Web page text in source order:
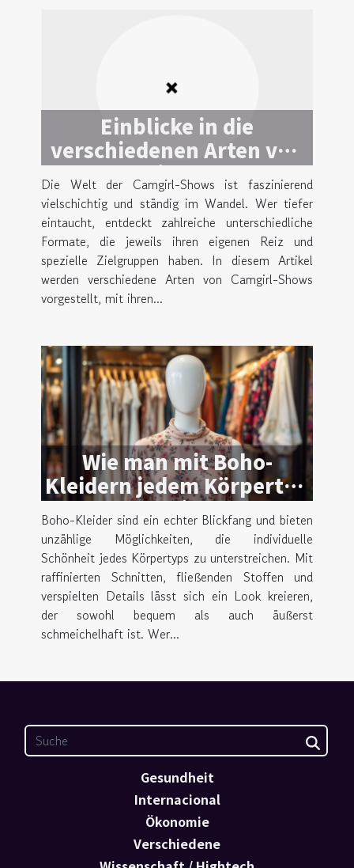
Einblicke in die
verschiedenen Arten von
Camgirl-Shows
Die Welt der Camgirl-Shows ist faszinierend
vielschichtig und ständig im Wandel. Wer tiefer
eintaucht, entdeckt zahlreiche unterschiedliche
Formate, die jeweils ihren eigenen Reiz und
spezielle Zielgruppen haben. In diesem Artikel
werden verschiedene Arten von Camgirl-Shows
vorgestellt, mit ihren...
Wie man mit Boho-
Kleidern jedem Körpertyp
schmeichelt
Boho-Kleider sind ein echter Blickfang und bieten
unzählige Möglichkeiten, die individuelle
Schönheit jedes Körpertyps zu unterstreichen. Mit
raffinierten Schnitten, fließenden Stoffen und
verspielten Details lässt sich ein Look kreieren,
der sowohl bequem als auch äußerst
schmeichelhaft ist. Wer...
Gesundheit
Internacional
Ökonomie
Verschiedene